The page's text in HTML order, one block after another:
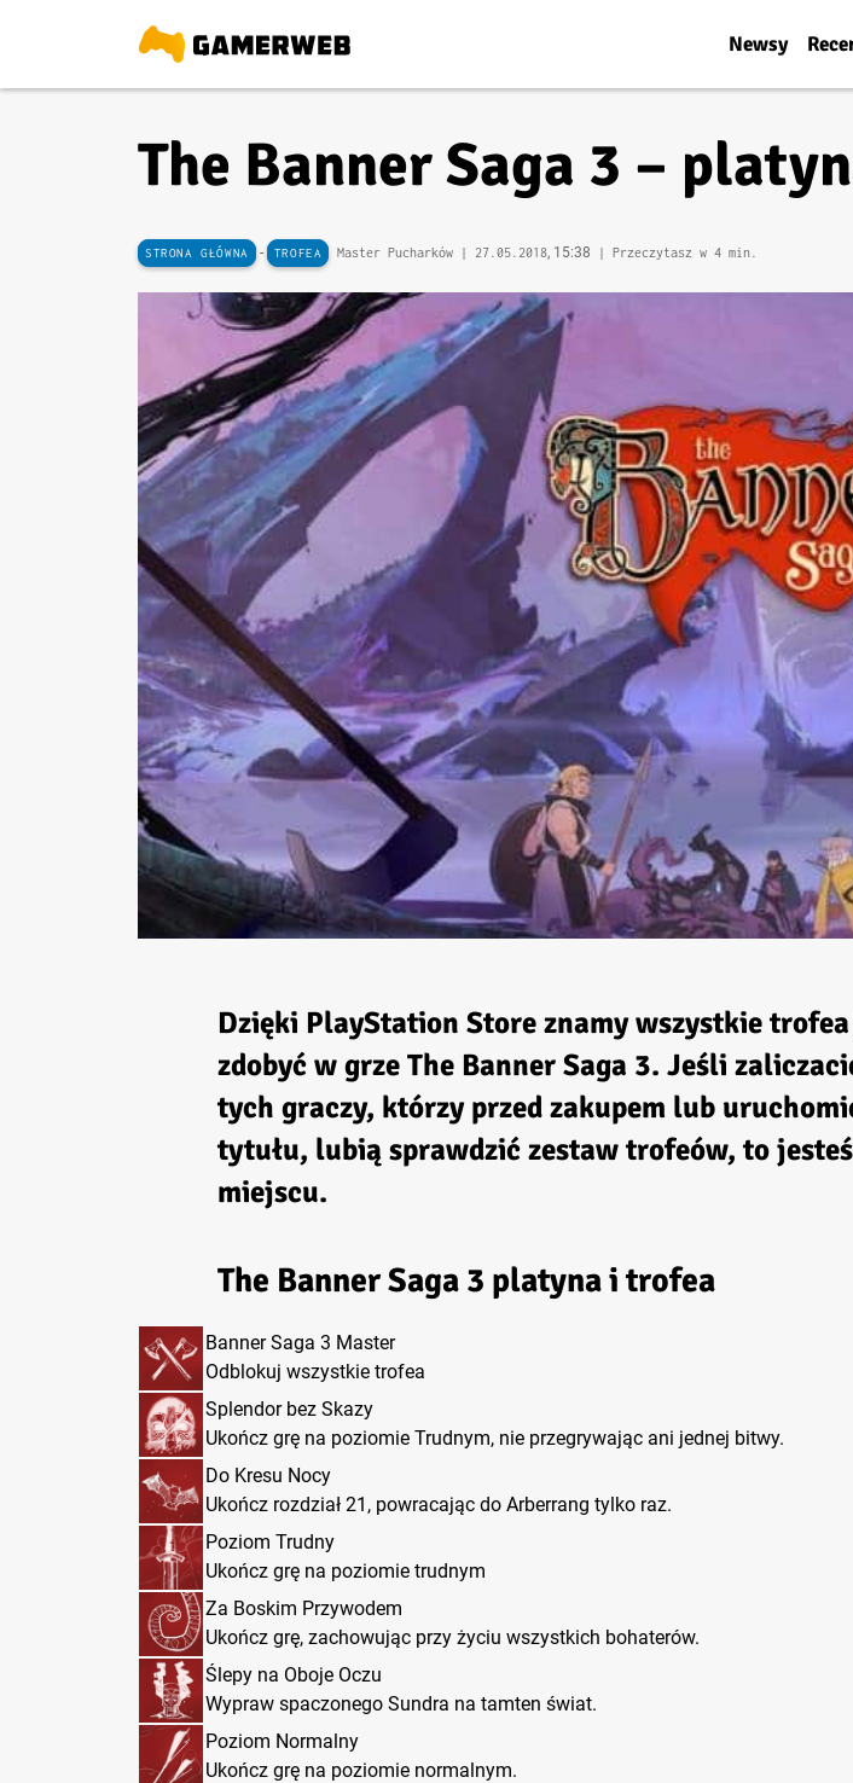
Newsy
The Banner Saga 3 –
STRONA GŁÓWNA - TROFEA Master Pucharków | 27.05.2018, 15:38 | Przeczytasz w 4 min.
Dzięki PlayStation Store znamy wszystkie
zdobyć w grzeThe Banner Saga 3. Jeśli
tych graczy, którzy przed zakupem lub
tytułu, lubią sprawdzić zestaw trofeów, to
miejscu.
The Banner Saga 3 platyna i trofea
Banner Saga 3 Master
Odblokuj wszystkie trofea
Splendor bez Skazy
Ukończ grę na poziomie Trudnym, nie przegrywając ani jednej bitwy.
Do Kresu Nocy
Ukończ rozdział 21, powracając do Arberrang tylko raz.
Poziom Trudny
Ukończ grę na poziomie trudnym
Za Boskim Przywodem
Ukończ grę, zachowując przy życiu wszystkich bohaterów.
Ślepy na Oboje Oczu
Wypraw spaczonego Sundra na tamten świat.
Poziom Normalny
Ukończ grę na poziomie normalnym.